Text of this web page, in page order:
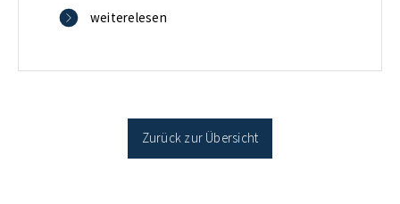
verbilligt: Heutiger Zins bei 0,53 Prozent effektiv bei
Antragstellende verpflichten sich zu energetischer
Sanierung in Einzelmaßnahmen […]
weiterelesen
Zurück zur Übersicht